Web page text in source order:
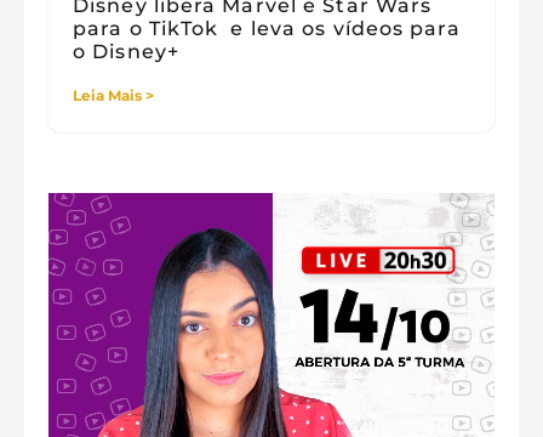
Disney libera Marvel e Star Wars
para o TikTok e leva os vídeos para
o Disney+
Leia Mais >